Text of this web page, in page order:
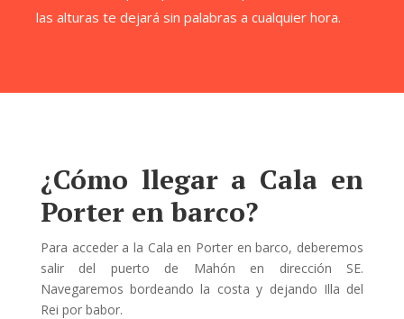
las alturas te dejará sin palabras a cualquier hora.
¿Cómo llegar a Cala en
Porter en barco?
Para acceder a la Cala en Porter en barco, deberemos
salir del puerto de Mahón en dirección SE.
Navegaremos bordeando la costa y dejando Illa del
Rei por babor.